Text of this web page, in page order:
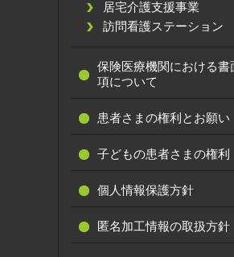
居宅介護支援事業
訪問看護ステーション
保険医療機関における書
項について
患者さまの権利とお願い
子どもの患者さまの権利
個人情報保護方針
匿名加工情報の取扱方針